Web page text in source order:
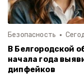
Безопасность
В Белгородской
начала года
дипфейков